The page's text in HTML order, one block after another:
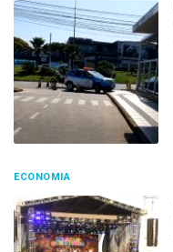
ECONOMIA